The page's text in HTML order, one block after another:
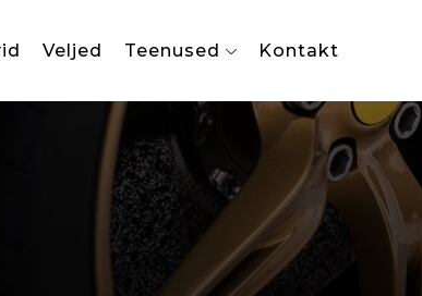
Veljed Teenused Kontakt